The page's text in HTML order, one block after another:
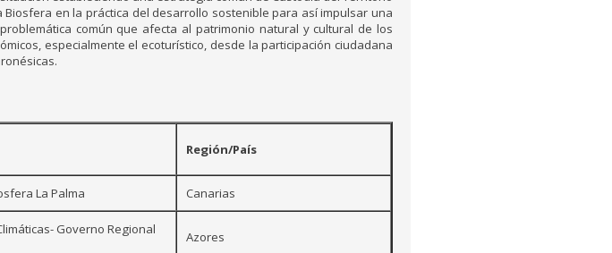
en la práctica del desarrollo sostenible para así impulsar una
común que afecta al patrimonio natural y cultural de los
especialmente el ecoturístico, desde la participación ciudadana
Región/País
La Palma Canarias
Governo Regional
Azores